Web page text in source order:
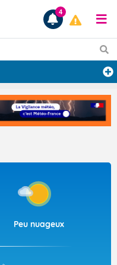
4
Peu nuageux